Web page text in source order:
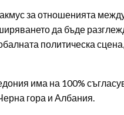
за отношенията
да бъде
политическа
има на 100%
гора и Албания.